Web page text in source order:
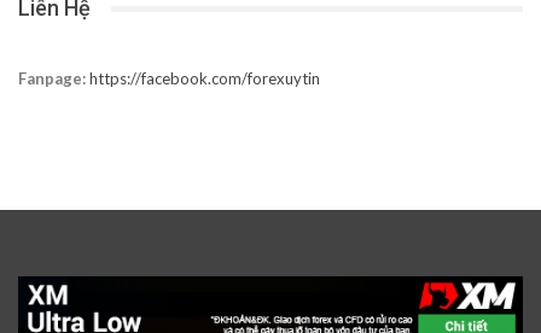
Liên Hệ
Fanpage:https://facebook.com/forexuytin